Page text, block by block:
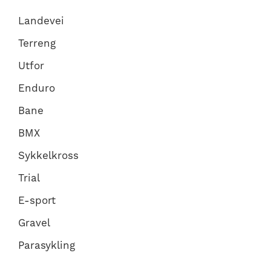
Landevei
Terreng
Utfor
Enduro
Bane
BMX
Sykkelkross
Trial
E-sport
Gravel
Parasykling